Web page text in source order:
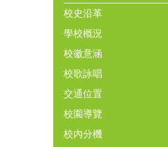
校史沿革
學校概況
校徽意涵
校歌詠唱
交通位置
校園導覽
校內分機